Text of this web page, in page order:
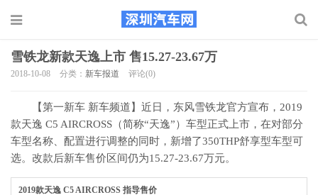
雪铁龙新款天逸上市 售15.27-23.67万
2018-10-08 分类： 新车报道 评论(0)
【第一新车 新车频道】近日，东风雪铁龙官方宣布，2019
款天逸 C5 AIRCROSS（简称“天逸”）车型正式上市，在对部分
车型名称、配置进行调整的同时，新增了350THP舒享型车型可
选。改款后新车售价区间仍为15.27-23.67万元。
2019款天逸 C5 AIRCROSS 指导售价